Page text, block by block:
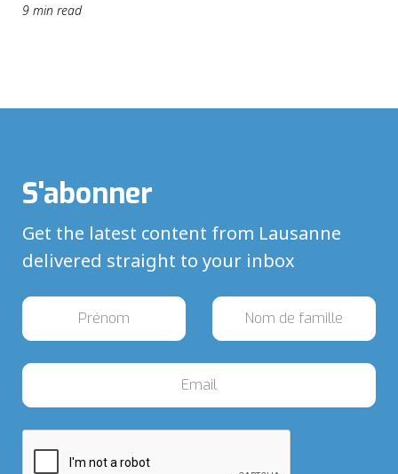
9 min read
S'abonner
Get the latest content from Lausanne
delivered straight to your inbox